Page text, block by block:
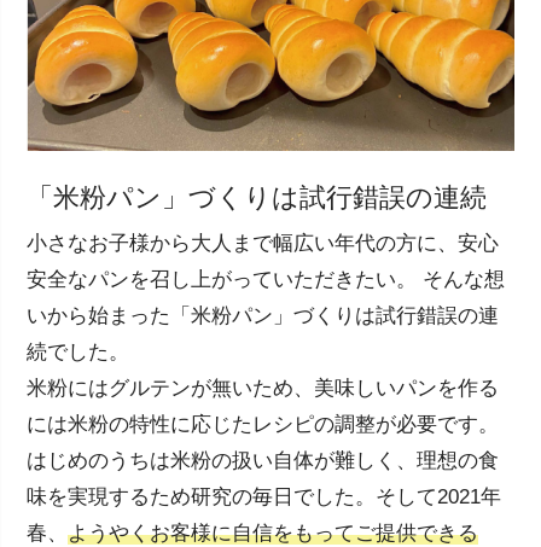
「米粉パン」づくりは試行錯誤の連続
小さなお子様から大人まで幅広い年代の方に、安心
安全なパンを召し上がっていただきたい。 そんな想
いから始まった「米粉パン」づくりは試行錯誤の連
続でした。
米粉にはグルテンが無いため、美味しいパンを作る
には米粉の特性に応じたレシピの調整が必要です。
はじめのうちは米粉の扱い自体が難しく、理想の食
味を実現するため研究の毎日でした。そして2021年
春、ようやくお客様に自信をもってご提供できる